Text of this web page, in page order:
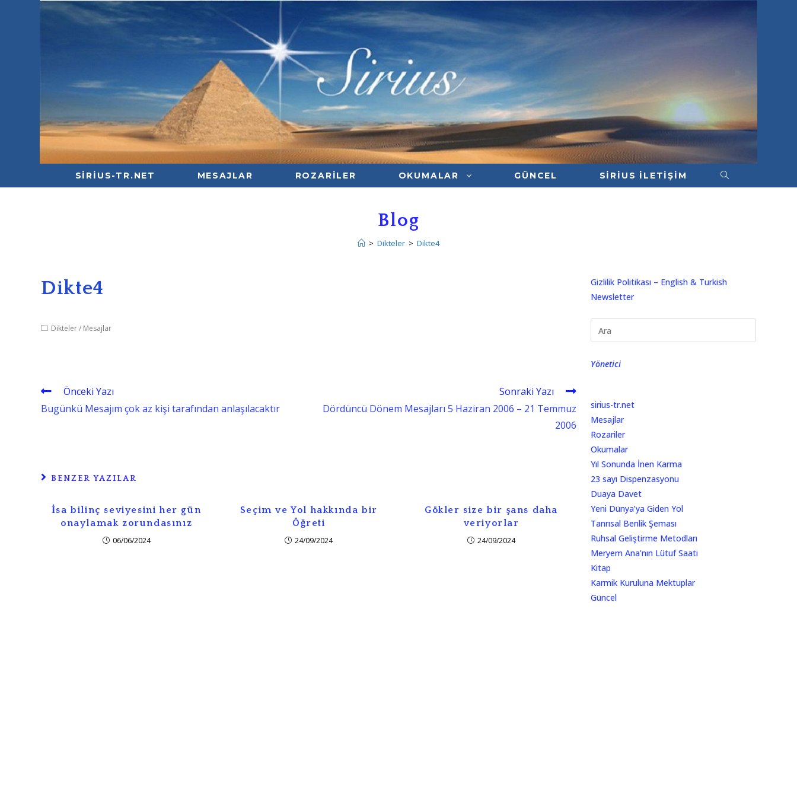
SIRIUS-TR.NET MESAJLAR ROZARILER OKUMALAR GÜNCEL SIRIUS İLETIŞIM
Blog
> Dikteler > Dikte4
Dikte4
Dikteler/ Mesajlar
Okumaya
devam
Önceki Yazı
Bugünkü Mesajım çok az kişi tarafından anlaşılacaktır
Sonraki Yazı
Dördüncü Dönem Mesajları 5 Haziran 2006 – 21 Temmuz
2006
BENZER YAZILAR
İsa bilinç seviyesini her gün
onaylamak zorundasınız
06/06/2024
Seçim ve Yol hakkında bir
Öğreti
24/09/2024
Gökler size bir şans daha
veriyorlar
24/09/2024
Gizlilik Politikası – English & Turkish
Newsletter
Yönetici
sirius-tr.net
Mesajlar
Rozariler
Okumalar
Yıl Sonunda İnen Karma
23 sayı Dispenzasyonu
Duaya Davet
Yeni Dünya’ya Giden Yol
Tanrısal Benlik Şeması
Ruhsal Geliştirme Metodları
Meryem Ana’nın Lütuf Saati
Kitap
Karmik Kuruluna Mektuplar
Güncel